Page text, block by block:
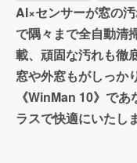
AI×センサーが窓の
で隅々まで全自動清
載、頑固な汚れも徹
窓や外窓もがしっか
《WinMan 10》で
ラスで快適にいたし